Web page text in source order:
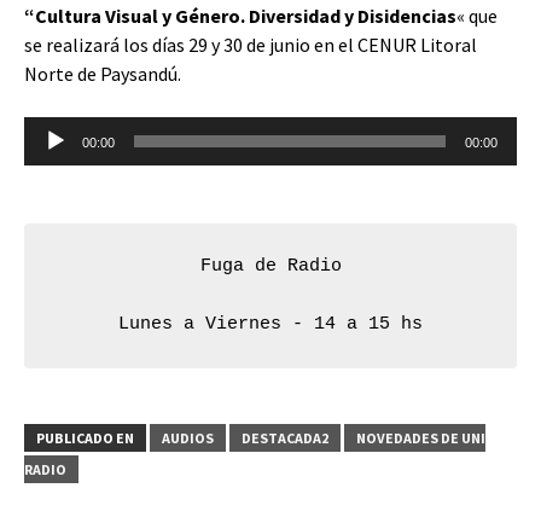
“Cultura Visual y Género. Diversidad y Disidencias« que
se realizará los días 29 y 30 de junio en el CENUR Litoral
Norte de Paysandú.
Reproductor
00:00 00:00
Fuga de Radio
Lunes a Viernes - 14 a 15 hs
PUBLICADO EN AUDIOS DESTACADA2
NOVEDADES DE UNI
RADIO